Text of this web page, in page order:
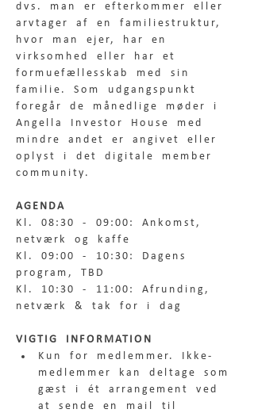
dvs. man er efterkommer eller
arvtager af en familiestruktur,
hvor man ejer, har en
virksomhed eller har et
formuefællesskab med sin
familie. Som udgangspunkt
foregår de månedlige møder i
Angella Investor House med
mindre andet er angivet eller
oplyst i det digitale member
community.
AGENDA
Kl. 08:30 - 09:00: Ankomst,
netværk og kaffe
Kl. 09:00 - 10:30: Dagens
program, TBD
Kl. 10:30 - 11:00: Afrunding,
netværk & tak for i dag
VIGTIG INFORMATION
Kun for medlemmer. Ikke-
medlemmer kan deltage som
gæst i ét arrangement ved
at sende en mail til